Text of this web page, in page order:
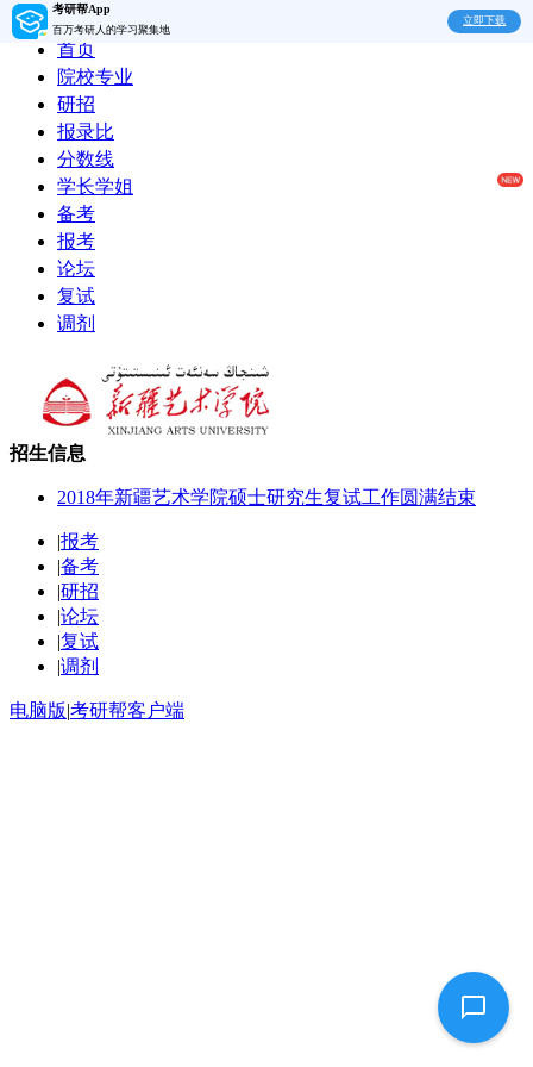
考研帮App
百万考研人的学习聚集地
立即下载
首页
院校专业
研招
报录比
分数线
学长学姐
备考
报考
论坛
复试
调剂
招生信息
2018年新疆艺术学院硕士研究生复试工作圆满结束
|报考
|备考
|研招
|论坛
|复试
|调剂
电脑版|考研帮客户端